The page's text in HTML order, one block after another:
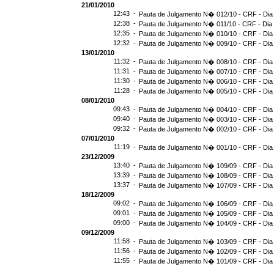
21/01/2010
12:43 - Pauta de Julgamento N� 012/10 - CRF - Dia
12:38 - Pauta de Julgamento N� 011/10 - CRF - Dia
12:35 - Pauta de Julgamento N� 010/10 - CRF - Dia
12:32 - Pauta de Julgamento N� 009/10 - CRF - Dia
13/01/2010
11:32 - Pauta de Julgamento N� 008/10 - CRF - Dia
11:31 - Pauta de Julgamento N� 007/10 - CRF - Dia
11:30 - Pauta de Julgamento N� 006/10 - CRF - Dia
11:28 - Pauta de Julgamento N� 005/10 - CRF - Dia
08/01/2010
09:43 - Pauta de Julgamento N� 004/10 - CRF - Dia
09:40 - Pauta de Julgamento N� 003/10 - CRF - Dia
09:32 - Pauta de Julgamento N� 002/10 - CRF - Dia
07/01/2010
11:19 - Pauta de Julgamento N� 001/10 - CRF - Dia
23/12/2009
13:40 - Pauta de Julgamento N� 109/09 - CRF - Dia
13:39 - Pauta de Julgamento N� 108/09 - CRF - Dia
13:37 - Pauta de Julgamento N� 107/09 - CRF - Dia
18/12/2009
09:02 - Pauta de Julgamento N� 106/09 - CRF - Dia
09:01 - Pauta de Julgamento N� 105/09 - CRF - Dia
09:00 - Pauta de Julgamento N� 104/09 - CRF - Dia
09/12/2009
11:58 - Pauta de Julgamento N� 103/09 - CRF - Dia
11:56 - Pauta de Julgamento N� 102/09 - CRF - Dia
11:55 - Pauta de Julgamento N� 101/09 - CRF - Dia